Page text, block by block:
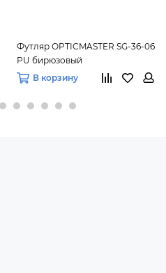
Футляр OPTICMASTER SG-36-06
PU бирюзовый
В корзину